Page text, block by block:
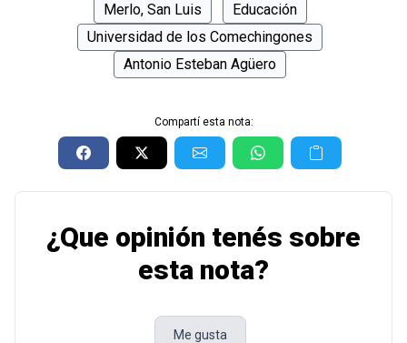
Merlo, San Luis
Educación
Universidad de los Comechingones
Antonio Esteban Agüero
Compartí esta nota:
¿Que opinión tenés sobre
esta nota?
Me gusta